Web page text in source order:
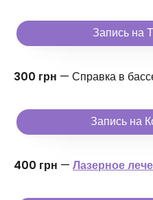
Запись на
300 грн — Справка в
Запись на
400 грн — Лазерное